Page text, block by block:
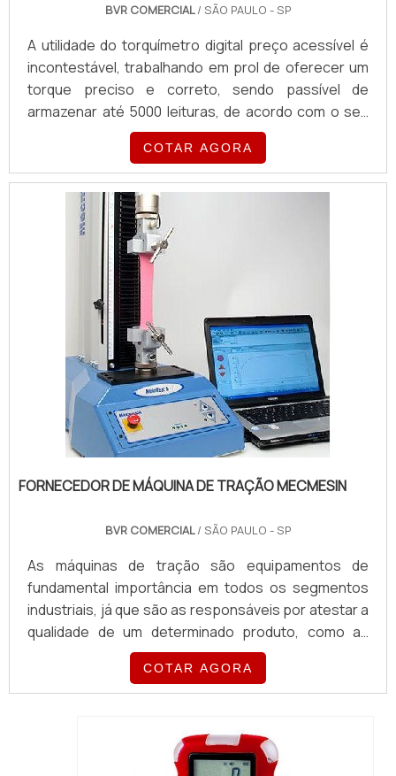
BVR COMERCIAL/ SÃO PAULO - SP
A utilidade do torquímetro digital preço acessível é
incontestável, trabalhando em prol de oferecer um
torque preciso e correto, sendo passível de
armazenar até 5000 leituras, de acordo com o seu
modelo. Por esses e por muitos outros motivos, os
torquímetros são de larga procura e aplicação nos
setores industriais, tornando-se ferramentas
verdadeiramente aliadas de todo e qualquer
segmento que se beneficia com a sua
aplicação.MAIS DETAL...
COTAR AGORA
FORNECEDOR DE MÁQUINA DE TRAÇÃO MECMESIN
BVR COMERCIAL/ SÃO PAULO - SP
As máquinas de tração são equipamentos de
fundamental importância em todos os segmentos
industriais, já que são as responsáveis por atestar a
qualidade de um determinado produto, como as
cadeiras de escritório, por exemplo,
proporcionando um bom desempenho e o máximo
de sua eficiência. Uma das marcas mais procuradas
que é reconhecida por produzir maquinários de
excelente qualidade para o mu...
COTAR AGORA